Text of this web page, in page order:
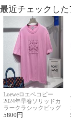
最近チェックし
Loeweロエベコピー
2024年早春ソリッドカ
ラークラシックビッグ
ロゴ刺繍Tシャツ
5800 円